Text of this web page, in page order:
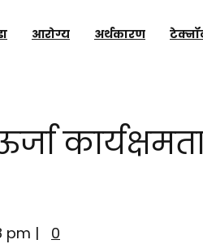
आरोग्य अर्थकारण
कार्यक्षमता
pm | 0